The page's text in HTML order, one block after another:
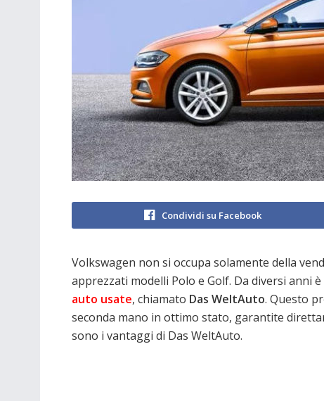
Condividi su Facebook
Volkswagen non si occupa solamente della
apprezzati modelli Polo e Golf. Da diversi anni
auto usate, chiamato Das WeltAuto. Questo
seconda mano in ottimo stato, garantite
sono i vantaggi di Das WeltAuto.